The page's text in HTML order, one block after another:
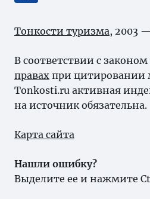
Тонкости туризма, 2003
В соответствии с законом
правах при цитировании
Tonkosti.ru активная
на источник обязательна.
Карта сайта
Нашли ошибку?
Выделите ее и нажмите